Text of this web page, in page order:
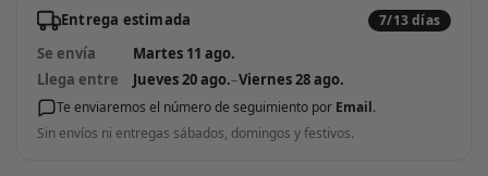
Entrega estimada 7/13 días
Se envía
Martes 11 ago.
Llega entre
Jueves 20 ago.–Viernes 28 ago.
Te enviaremos el número de seguimiento por Email.
Sin envíos ni entregas sábados, domingos y festivos.